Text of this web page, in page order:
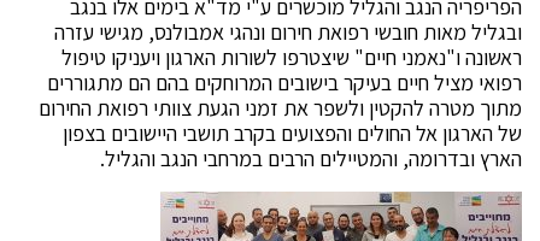
הפריפריה הנגב והגליל מוכשרים ע"י מד"א בימים אלו בנגב
ובגליל מאות חובשי רפואת חירום ונהגי אמבולנס, מגישי עזרה
ראשונה ו"נאמני חיים" שיצטרפו לשורות הארגון ויעניקו טיפול
רפואי מציל חיים בעיקר בישובים המרוחקים בהם הם מתגוררים
מתוך מטרה להקטין ולשפר את זמני הגעת צוותי רפואת החירום
של הארגון אל החולים והפצועים בקרב תושבי היישובים בצפון
הארץ ובדרומה, והמטיילים הרבים במרחבי הנגב והגליל.